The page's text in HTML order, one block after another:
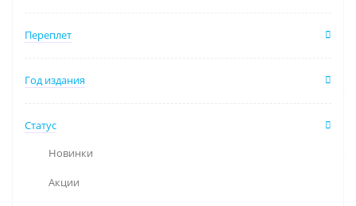
Переплет
Год издания
Статус
Новинки
Акции